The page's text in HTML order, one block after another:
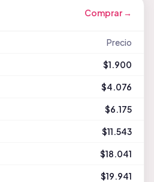
Comprar →
Precio
$1.900
$4.076
$6.175
$11.543
$18.041
$19.941